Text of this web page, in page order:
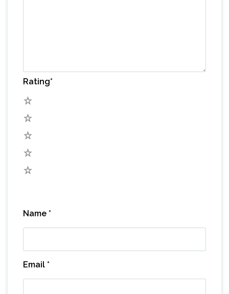
Rating*
Name *
Email *